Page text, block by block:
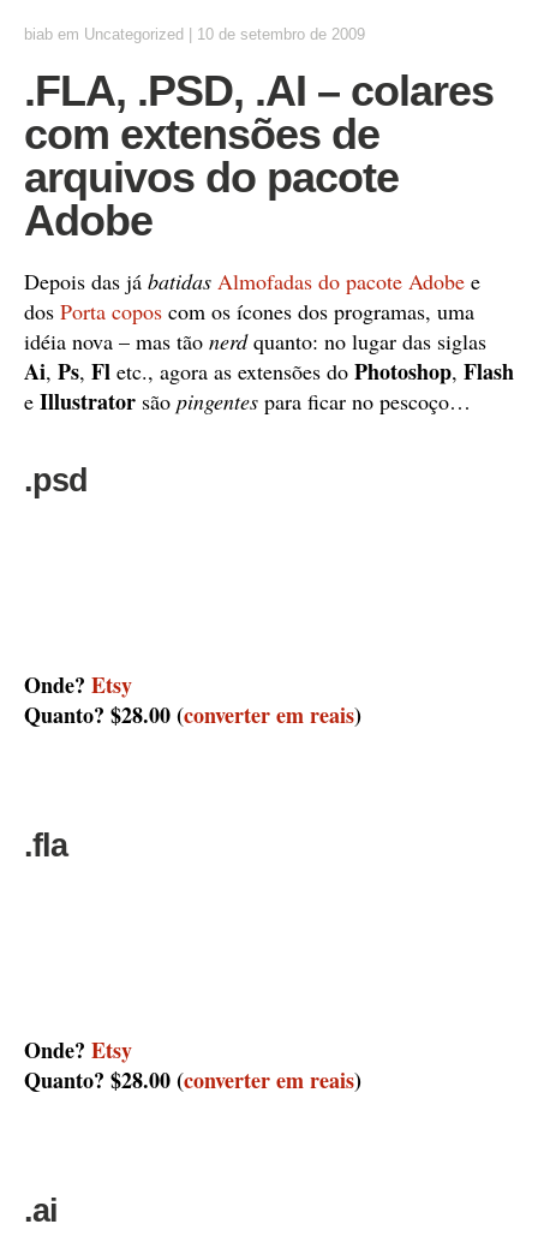
biab em Uncategorized 10 de setembro de 2009
.FLA, .PSD, .AI – colares
com extensões de
arquivos do pacote
Adobe
Depois das já batidas Almofadas do pacote Adobe e
dos Porta copos com os ícones dos programas, uma
idéia nova – mas tão nerdquanto: no lugar das siglas
Ai, Ps, Fl etc., agora as extensões do Photoshop, Flash
e Illustrator são pingentes para ficar no pescoço…
.psd
Onde? Etsy
Quanto? $28.00(converter em reais)
.fla
Onde? Etsy
Quanto? $28.00(converter em reais)
.ai